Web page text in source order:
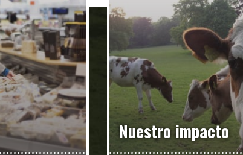
Nuestro impacto